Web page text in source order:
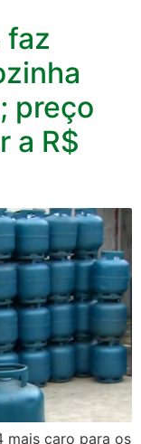
faz
preço
a R$
mais caro para os